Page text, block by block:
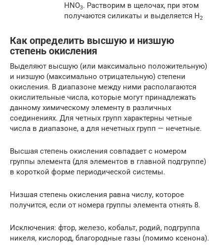
HNO3. Растворим в щелочах, при этом
получаются силикаты и выделяется H2
Как определить высшую и низшую
степень окисления
Выделяют высшую (или максимально положительную)
и низшую (максимально отрицательную) степени
окисления. В диапазоне между ними располагаются
окислительные числа, которые могут принадлежать
данному химическому элементу в различных
соединениях. Для четных групп характерны четные
числа в диапазоне, а для нечетных групп — нечетные.
Высшая степень окисления совпадает с номером
группы элемента (для элементов в главной подгруппе)
в короткой форме периодической системы.
Низшая степень окисления равна числу, которое
получится, если от номера группы элемента отнять 8.
Исключения: фтор, железо, кобальт, родий, подгруппа
никеля, кислород, благородные газы (помимо ксенона).